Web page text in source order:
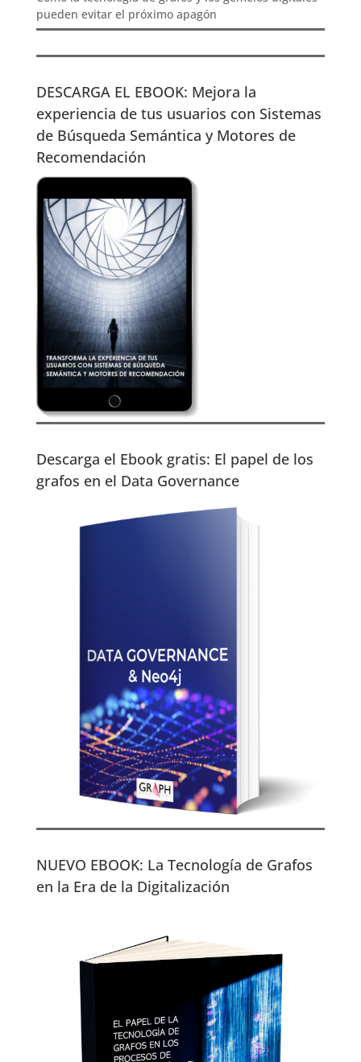
pueden evitar el próximo apagón
DESCARGA EL EBOOK: Mejora la
experiencia de tus usuarios con Sistemas
de Búsqueda Semántica y Motores de
Recomendación
Descarga el Ebook gratis: El papel de los
grafos en el Data Governance
NUEVO EBOOK: La Tecnología de Grafos
en la Era de la Digitalización